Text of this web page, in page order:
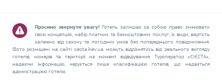
Просимо звернути увагу! Готель залишає за собою право змінювати
свою концепцію, набір платних та безкоштовних послуг, їх види, вартість
залежно від сезону та погодних умов без попереднього повідомлення.
Фото розміщені на сайті siesta.kiev.ua можуть відрізнятись від реального вигляду
готелів, номерів та території на момент відвідування. Туроператор «СІЄСТА»,
надаючи інформацію, керується лише класифікацією готелів, що надається
адміністрацією готелю.